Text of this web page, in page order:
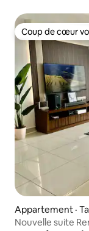
Coup de cœur
Coup de cœur
Appartement ·
Nouvelle suite